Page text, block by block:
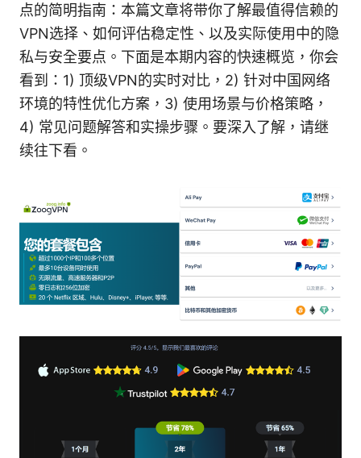
点的简明指南：本篇文章将带你了解最值得信赖的
VPN选择、如何评估稳定性、以及实际使用中的隐
私与安全要点。下面是本期内容的快速概览，你会
看到：1) 顶级VPN的实时对比，2) 针对中国网络
环境的特性优化方案，3) 使用场景与价格策略，
4) 常见问题解答和实操步骤。要深入了解，请继
续往下看。